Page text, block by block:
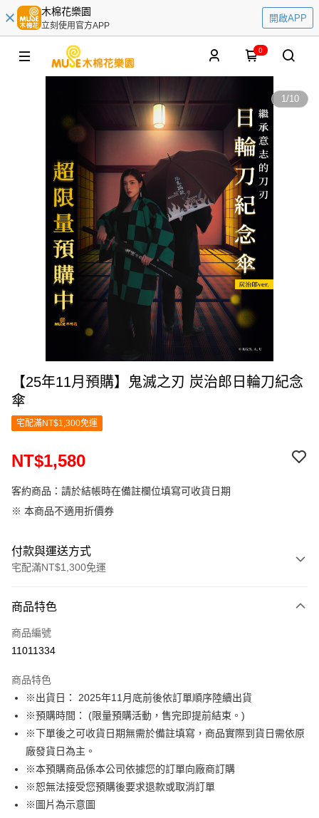
木棉花樂園
立刻使用官方APP
開啟APP
0
1/10
【25年11月預購】鬼滅之刃 炭治郎日輪刀紀念
傘
宅配滿NT$1,300免運
NT$1,580
客約商品：請於結帳時在備註欄位填寫可收貨日期
※ 本商品不適用折價券
付款與運送方式
宅配滿NT$1,300免運
信用卡一次付款
LINE Pay
悠遊付
Google Pay
ATM付款
運送方式
預購訂單-宅配專用(🔺不同預購月份建議分開結帳，避免整筆訂單等
商品特色
商品編號
11011334
商品特色
※出貨日： 2025年11月底前後依訂單順序陸續出貨
※預購時間： (限量預購活動，售完即提前結束。)
※下單後之可收貨日期無需於備註填寫，商品實際到貨日需依原
廠發貨日為主。
※本預購商品係本公司依據您的訂單向廠商訂購
※恕無法接受您預購後要求退款或取消訂單
※圖片為示意圖